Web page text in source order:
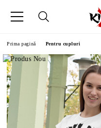
Prima pagină Pentru cupluri